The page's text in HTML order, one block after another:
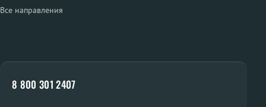
Все направления
8 800 301 2407